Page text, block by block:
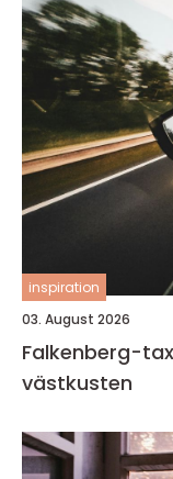
inspiration
03. August 2026
Falkenberg-
västkusten